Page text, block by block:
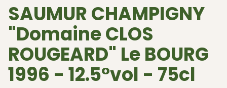
SAUMUR CHAMPIGNY
"Domaine CLOS
ROUGEARD" Le BOURG
1996 - 12.5°vol - 75cl